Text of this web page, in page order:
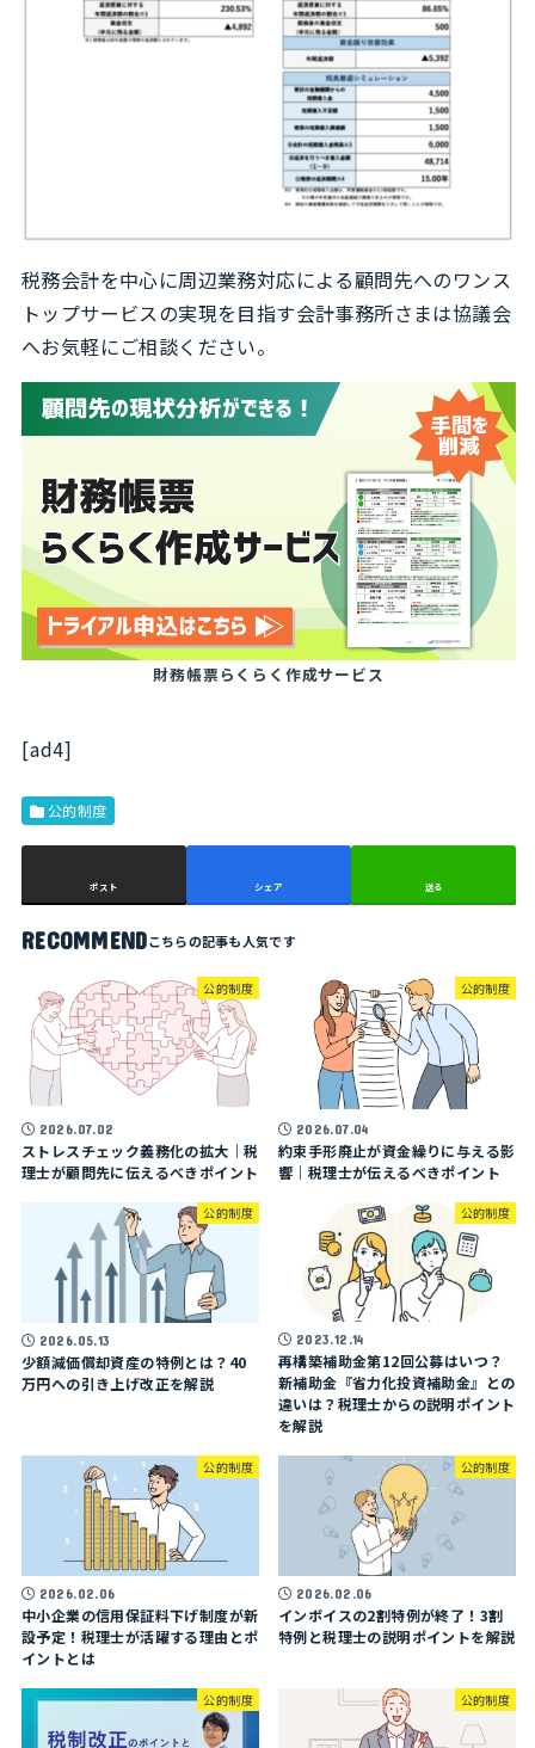
税務会計を中心に周辺業務対応による顧問先へのワンス
トップサービスの実現を目指す会計事務所さまは協議会
へお気軽にご相談ください。
財務帳票らくらく作成サービス
[ad4]
公的制度
ポスト シェア 送る
RECOMMEND
公的制度
2026.07.02
ストレスチェック義務化の拡大｜税
理士が顧問先に伝えるべきポイント
公的制度
2026.07.04
約束手形廃止が資金繰りに与える影
響｜税理士が伝えるべきポイント
公的制度
2026.05.13
少額減価償却資産の特例とは？40
万円への引き上げ改正を解説
公的制度
2023.12.14
再構築補助金第12回公募はいつ？
新補助金『省力化投資補助金』との
違いは？税理士からの説明ポイント
を解説
公的制度
2026.02.06
中小企業の信用保証料下げ制度が新
設予定！税理士が活躍する理由とポ
イントとは
公的制度
2026.02.06
インボイスの2割特例が終了！3割
特例と税理士の説明ポイントを解説
公的制度 公的制度